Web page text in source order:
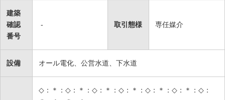
建築
確認
番号
- 取引態様 専任媒介
設備 オール電化、公営水道、下水道
◇：＊：◇：＊：◇：＊：◇：＊：◇：＊：◇：＊：◇：